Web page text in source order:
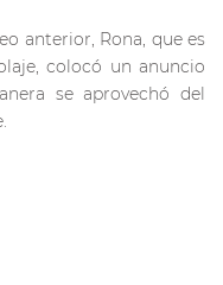
anterior, Rona, que es
colocó un anuncio
se aprovechó del